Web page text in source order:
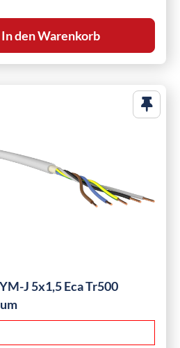
In den Warenkorb
J 5x1,5 Eca Tr500